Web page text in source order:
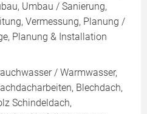
Umbau / Sanierung,
Vermessung, Planung /
Planung & Installation
/ Warmwasser,
Blechdach,
Schindeldach,